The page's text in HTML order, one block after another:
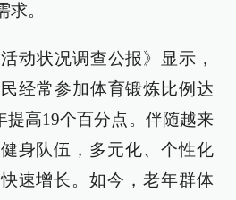
。
动状况调查公报》显示，
经常参加体育锻炼比例达
提高19个百分点。伴随越来
身队伍，多元化、个性化
速增长。如今，老年群体